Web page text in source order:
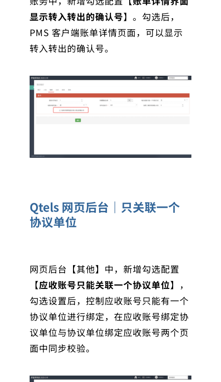
显示转入转出的确认号】。勾选后，
PMS 客户端账单详情页面，可以显示
转入转出的确认号。
Qtels 网页后台｜只关联一个
协议单位
网页后台【其他】中，新增勾选配置
【应收账号只能关联一个协议单位】，
勾选设置后，控制应收账号只能有一个
协议单位进行绑定，在应收账号绑定协
议单位与协议单位绑定应收账号两个页
面中同步校验。